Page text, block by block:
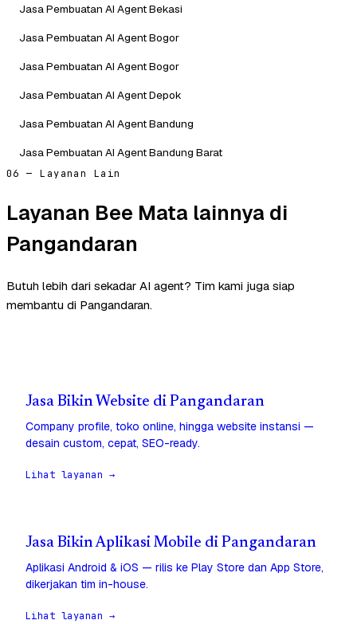
Jasa Pembuatan AI Agent Bekasi
Jasa Pembuatan AI Agent Bogor
Jasa Pembuatan AI Agent Bogor
Jasa Pembuatan AI Agent Depok
Jasa Pembuatan AI Agent Bandung
Jasa Pembuatan AI Agent Bandung Barat
06 — Layanan Lain
Layanan Bee Mata lainnya di
Pangandaran
Butuh lebih dari sekadar AI agent? Tim kami juga siap
membantu di Pangandaran.
Jasa Bikin Website di Pangandaran
Company profile, toko online, hingga website instansi —
desain custom, cepat, SEO-ready.
Lihat layanan →
Jasa Bikin Aplikasi Mobile di Pangandaran
Aplikasi Android & iOS — rilis ke Play Store dan App Store,
dikerjakan tim in-house.
Lihat layanan →